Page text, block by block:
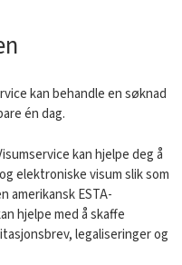
kan behandle en søknad
én dag.
kan hjelpe deg å
elektroniske visum slik som
amerikansk ESTA-
hjelpe med å skaffe
legaliseringer og